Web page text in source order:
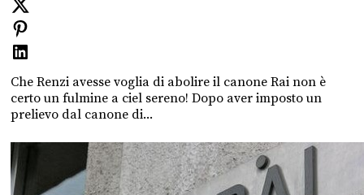
Che Renzi avesse voglia di abolire il canone Rai non è
certo un fulmine a ciel sereno! Dopo aver imposto un
prelievo dal canone di...